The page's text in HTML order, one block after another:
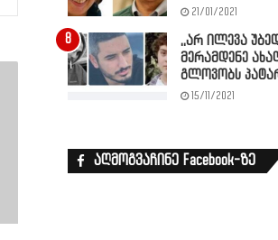
21/01/2021
,,არ ილევა
მერამდენე
გლოვობს
15/11/2021
აღმოგვაჩინე Facebook-ზე